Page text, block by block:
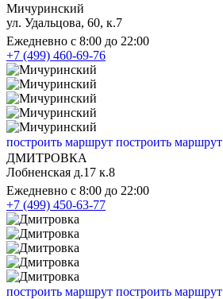
Мичуринский
ул. Удальцова, 60, к.7
Ежедневно с 8:00 до 22:00
+7 (499) 460-69-76
построить маршрут построить маршрут
ДМИТРОВКА
Лобненская д.17 к.8
Ежедневно с 8:00 до 22:00
+7 (499) 450-63-77
построить маршрут построить маршрут